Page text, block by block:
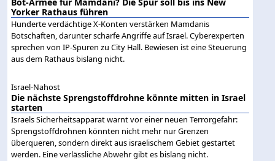
Yorker Rathaus führen
Hunderte verdächtige X-Konten verstärken Mamdanis
Botschaften, darunter scharfe Angriffe auf Israel. Cyberexperten
sprechen von IP-Spuren zu City Hall. Bewiesen ist eine Steuerung
aus dem Rathaus bislang nicht.
Israel-Nahost
Die nächste Sprengstoffdrohne könnte mitten in Israel
starten
Israels Sicherheitsapparat warnt vor einer neuen Terrorgefahr:
Sprengstoffdrohnen könnten nicht mehr nur Grenzen
überqueren, sondern direkt aus israelischem Gebiet gestartet
werden. Eine verlässliche Abwehr gibt es bislang nicht.